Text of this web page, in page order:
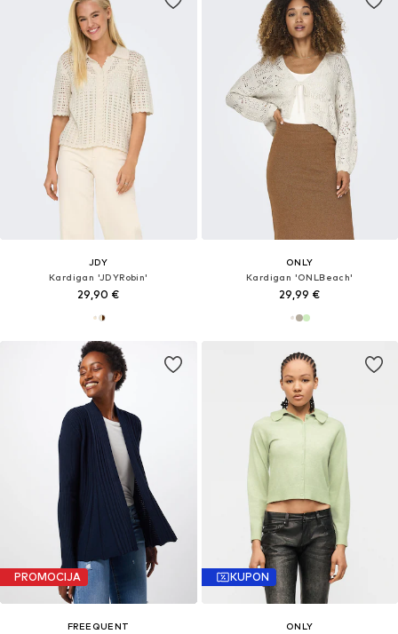
JDY
Kardigan 'JDYRobin'
29,90 €
ONLY
Kardigan 'ONLBeach'
29,99 €
PROMOCIJA
FREEQUENT
KUPON
ONLY